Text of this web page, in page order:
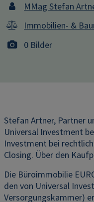
MMag Stefan
Immobilien- &
0 Bilder
Stefan Artner, Partner
Universal Investment
Investment bei
Closing. Über den
Die Büroimmobilie
den von Universal
Versorgungskammer)